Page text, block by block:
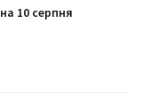
10 серпня